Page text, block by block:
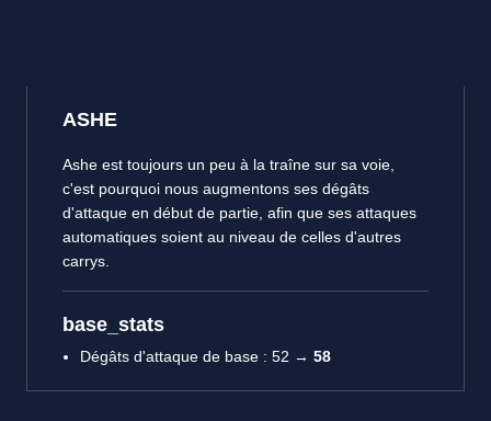
ASHE
Ashe est toujours un peu à la traîne sur sa voie,
c'est pourquoi nous augmentons ses dégâts
d'attaque en début de partie, afin que ses attaques
automatiques soient au niveau de celles d'autres
carrys.
base_stats
Dégâts d'attaque de base : 52 → 58